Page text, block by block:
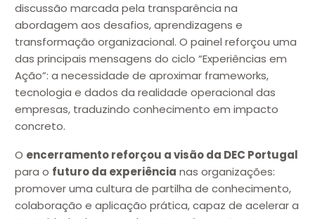
discussão marcada pela transparência na
abordagem aos desafios, aprendizagens e
transformação organizacional. O painel reforçou uma
das principais mensagens do ciclo “Experiências em
Ação”: a necessidade de aproximar frameworks,
tecnologia e dados da realidade operacional das
empresas, traduzindo conhecimento em impacto
concreto.
O encerramento reforçou a visão da DEC Portugal
para o futuro da experiência nas organizações:
promover uma cultura de partilha de conhecimento,
colaboração e aplicação prática, capaz de acelerar a